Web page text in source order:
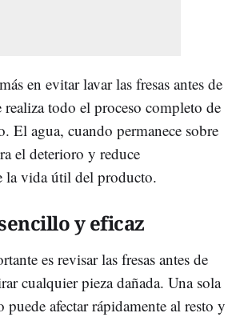
en evitar lavar las fresas antes de
realiza todo el proceso completo de
El agua, cuando permanece sobre
el deterioro y reduce
la vida útil del producto.
y eficaz
es revisar las fresas antes de
cualquier pieza dañada. Una sola
puede afectar rápidamente al resto y